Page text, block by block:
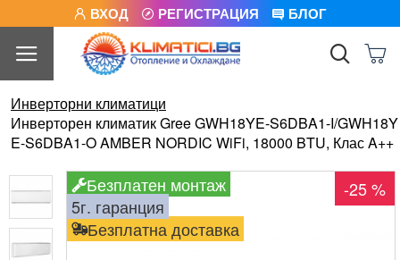
ВХОД РЕГИСТРАЦИЯ БЛОГ
Инверторни климатици
Инверторен климатик Gree GWH18YE-S6DBA1-I/GWH18Y
E-S6DBA1-O AMBER NORDIC WiFi, 18000 BTU, Клас A++
Безплатен монтаж
Безплатна доставка
5г. гаранция
-25 %